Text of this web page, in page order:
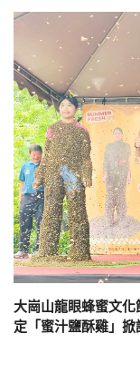
大崗山龍眼蜂蜜文
定「蜜汁鹽酥雞」掀